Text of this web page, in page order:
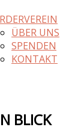
ÜBER UNS
SPENDEN
KONTAKT
BLICK